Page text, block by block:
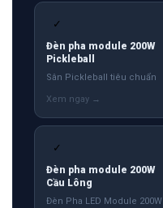
✓
Đèn pha module 200W
Pickleball
Sân Pickleball tiêu chuẩn
✓
Đèn pha module 200W
Cầu Lông
Đèn Pha LED Module 200W